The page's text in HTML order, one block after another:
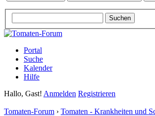
Portal
Suche
Kalender
Hilfe
Hallo, Gast! Anmelden Registrieren
Tomaten-Forum › Tomaten - Krankheiten und